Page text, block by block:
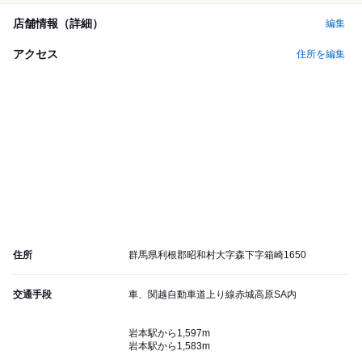
店舗情報（詳細） 編集
アクセス 住所を編集
住所 群馬県利根郡昭和村大字森下字箱崎1650
交通手段 車、関越自動車道上り線赤城高原SA内
岩本駅から1,597m
岩本駅から1,583m